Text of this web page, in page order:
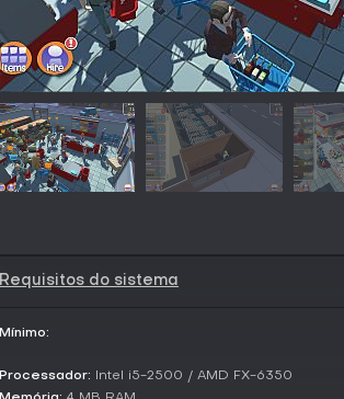
Requisitos do sistema
Mínimo:
Processador: Intel i5-2500 / AMD FX-6350